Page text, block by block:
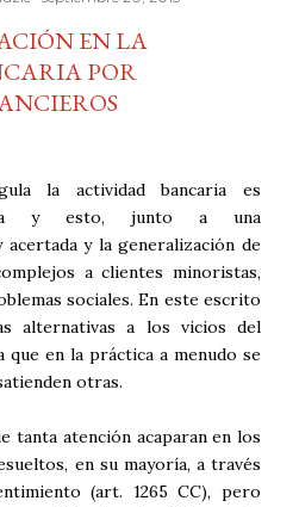
EN LA
POR
la actividad bancaria es
y esto, junto a una
acertada y la generalización de
a clientes minoristas,
sociales. En este escrito
alternativas a los vicios del
que en la práctica a menudo se
otras.
tanta atención acaparan en los
en su mayoría, a través
(art. 1265 CC), pero